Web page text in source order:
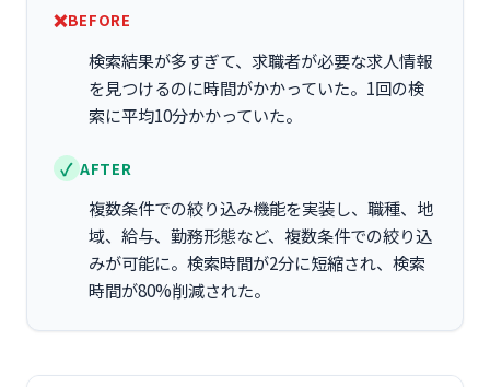
BEFORE
検索結果が多すぎて、求職者が必要な求人情報
を見つけるのに時間がかかっていた。1回の検
索に平均10分かかっていた。
AFTER
複数条件での絞り込み機能を実装し、職種、地
域、給与、勤務形態など、複数条件での絞り込
みが可能に。検索時間が2分に短縮され、検索
時間が80%削減された。